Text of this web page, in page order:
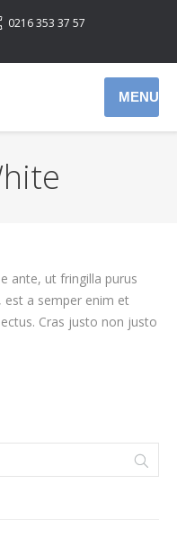
0216 353 37 57
MENU
ante, ut fringilla purus
est a semper enim et
Cras justo non justo